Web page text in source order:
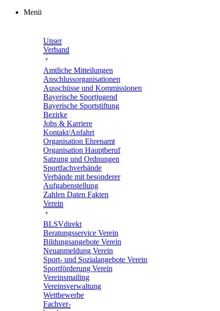
Zum
Menü
Unser
Verband
Amtli­che Mitteilungen
Anschluss­or­ga­ni­sa­tio­nen
Ausschüsse und Kommissionen
Baye­ri­sche Sportjugend
Baye­ri­sche Sportstiftung
Bezirke
Jobs & Karriere
Kontakt/​​Anfahrt
Orga­ni­sa­tion Ehrenamt
Orga­ni­sa­tion Hauptberuf
Satzung und Ordnungen
Sport­fach­ver­bände
Verbände mit beson­de­rer
Aufgabenstellung
Zahlen Daten Fakten
Verein
BLSVdi­rekt
Bera­tungs­ser­vice Verein
Bildungs­an­ge­bote Verein
Neuan­mel­dung Verein
Sport- und Sozi­al­an­ge­bote Verein
Sport­för­de­rung Verein
Vereins­mai­ling
Vereins­ver­wal­tung
Wett­be­werbe
Fach­ver­